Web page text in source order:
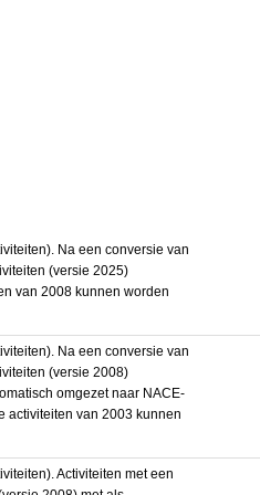
Na een conversie van
(versie 2025)
van 2008 kunnen worden
Na een conversie van
(versie 2008)
omgezet naar NACE-
activiteiten van 2003 kunnen
Activiteiten met een